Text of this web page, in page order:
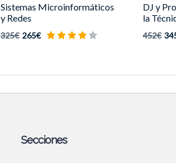
Sistemas Microinformáticos
y Redes
325€ 265€
DJ y
la
452€
Secciones